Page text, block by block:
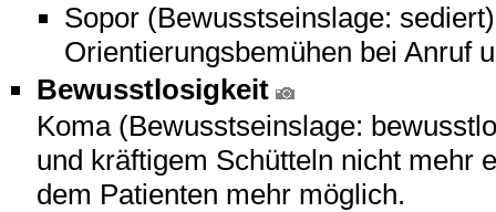
Sopor (Bewusstseinslage:
Orientierungsbemühen bei Anruf
Bewusstlosigkeit
Koma (Bewusstseinslage:
und kräftigem Schütteln nicht mehr
dem Patienten mehr möglich.